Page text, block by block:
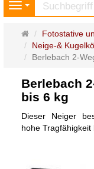
Navigation
Startseite
Fotostative
Neige-&
Berlebach 2-
Berlebach
bis 6 kg
Dieser Neiger
hohe Tragfähigkeit